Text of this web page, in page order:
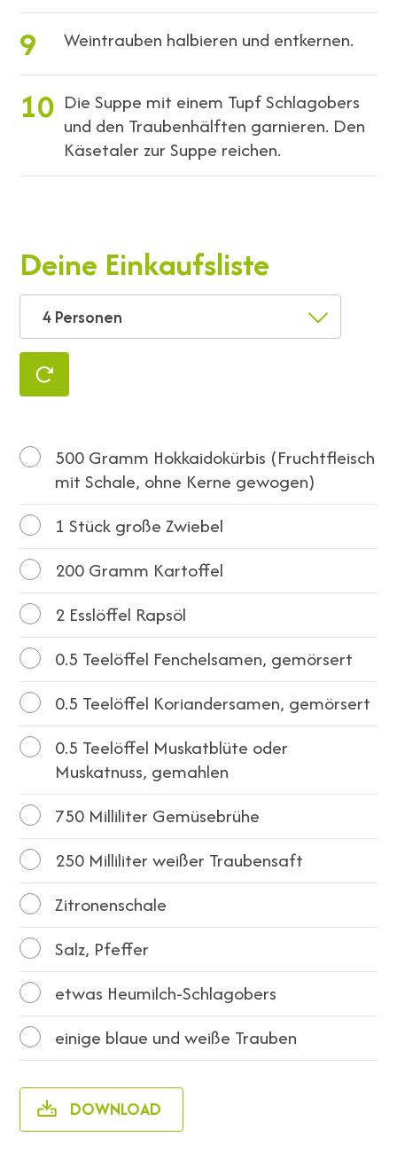
9
Weintrauben halbieren und entkernen.
10 Die Suppe mit einem Tupf Schlagobers
und den Traubenhälften garnieren. Den
Käsetaler zur Suppe reichen.
Deine Einkaufsliste
4 Personen
500 Gramm Hokkaidokürbis (Fruchtfleisch
mit Schale, ohne Kerne gewogen)
1 Stück große Zwiebel
200 Gramm Kartoffel
2 Esslöffel Rapsöl
0.5 Teelöffel Fenchelsamen, gemörsert
0.5 Teelöffel Koriandersamen, gemörsert
0.5 Teelöffel Muskatblüte oder
Muskatnuss, gemahlen
750 Milliliter Gemüsebrühe
250 Milliliter weißer Traubensaft
Zitronenschale
Salz, Pfeffer
etwas Heumilch-Schlagobers
einige blaue und weiße Trauben
DOWNLOAD